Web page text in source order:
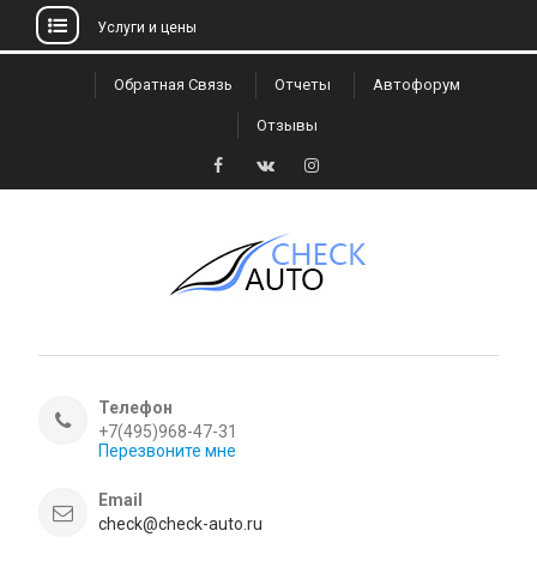
Услуги и цены
Обратная Связь Отчеты Автофорум
Отзывы
Facebook
VK Instagram
Телефон
+7(495)968-47-31
Перезвоните мне
Email
check@check-auto.ru